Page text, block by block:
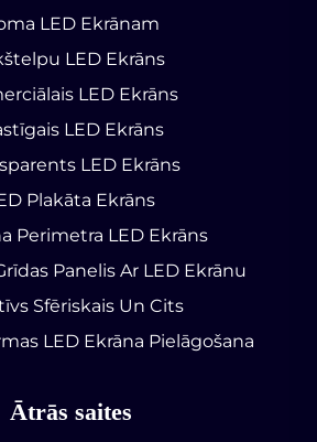
LED Ekrānam
LED Ekrāns
LED Ekrāns
LED Ekrāns
LED Ekrāns
Plakāta Ekrāns
Perimetra LED Ekrāns
Panelis Ar LED Ekrānu
Sfēriskais Un Cits
LED Ekrāna Pielāgošana
Ātrās saites